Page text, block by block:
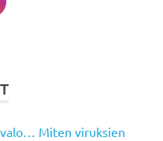
Miten viruksien